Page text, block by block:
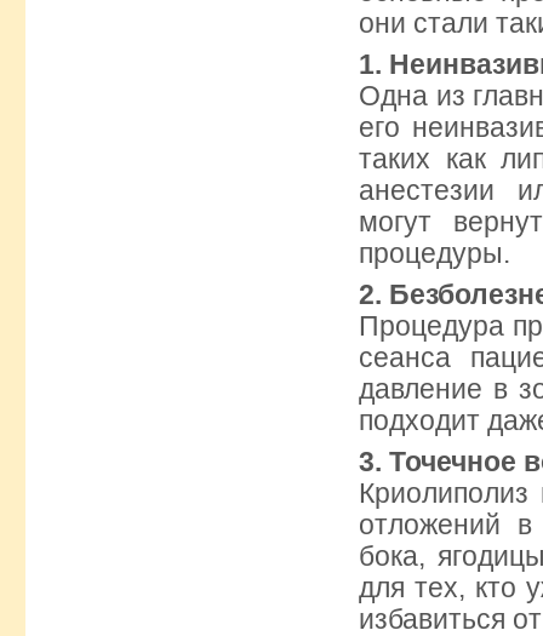
они стали
1.
Одна из
его
таких как
анестезии
могут
процедуры.
2.
Процедура
сеанса
давление в
подходит
3. Точечное
отложений в
бока,
для тех, кто
избавиться